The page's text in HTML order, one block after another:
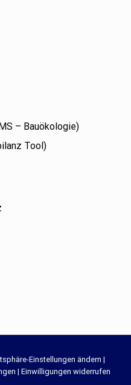
– Bauökologie)
Tool)
Einstellungen ändern |
| Einwilligungen widerrufen